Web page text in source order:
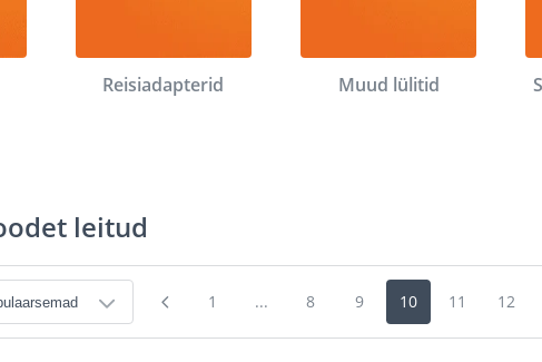
Reisiadapterid Muud lülitid
leitud
1 ... 8 9 10 11 12